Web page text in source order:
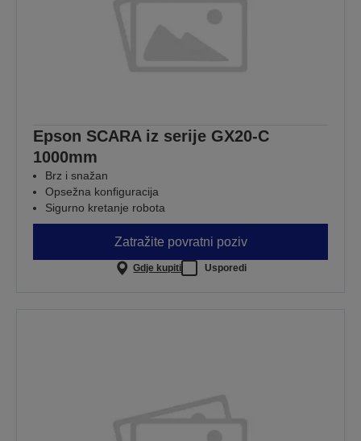
Epson SCARA iz serije GX20-C
1000mm
Brz i snažan
Opsežna konfiguracija
Sigurno kretanje robota
Zatražite povratni poziv
Gdje kupiti Usporedi